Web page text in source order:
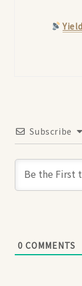
— 幫存
Subscribe
0 COMMENTS